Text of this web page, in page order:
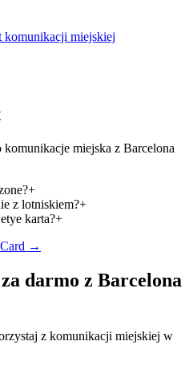
komunikacji miejskiej
miejska z Barcelona
+
z lotniskiem?+
karta?+
Card →
darmo z Barcelona
z komunikacji miejskiej w